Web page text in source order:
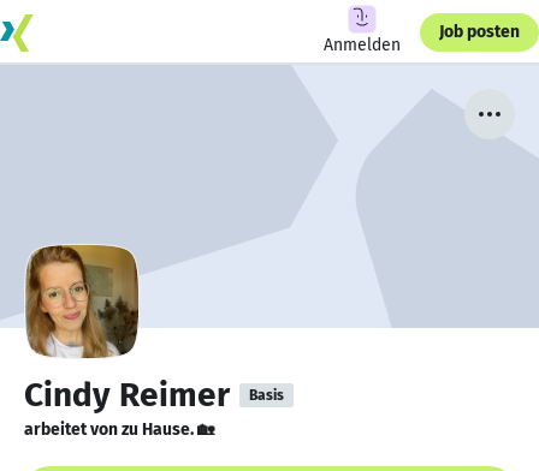
Anmelden
Job posten
Cindy Reimer Basis
arbeitet von zu Hause. 🏡